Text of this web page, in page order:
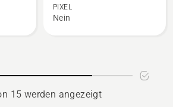
CUT
PIXEL
Nein
15 werden angezeigt